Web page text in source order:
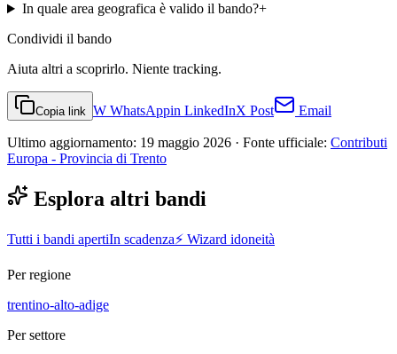
In quale area geografica è valido il bando?+
Condividi il bando
Aiuta altri a scoprirlo. Niente tracking.
Copia link W WhatsAppin LinkedInX Post Email
Ultimo aggiornamento: 19 maggio 2026 · Fonte ufficiale: Contributi
Europa - Provincia di Trento
Esplora altri bandi
Tutti i bandi apertiIn scadenza⚡ Wizard idoneità
Per regione
trentino-alto-adige
Per settore